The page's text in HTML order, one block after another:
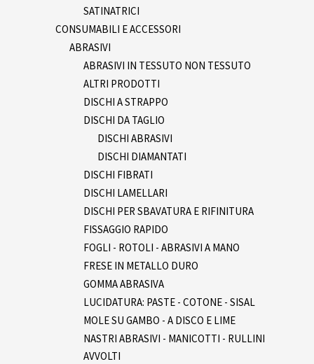
SATINATRICI
CONSUMABILI E ACCESSORI
ABRASIVI
ABRASIVI IN TESSUTO NON TESSUTO
ALTRI PRODOTTI
DISCHI A STRAPPO
DISCHI DA TAGLIO
DISCHI ABRASIVI
DISCHI DIAMANTATI
DISCHI FIBRATI
DISCHI LAMELLARI
DISCHI PER SBAVATURA E RIFINITURA
FISSAGGIO RAPIDO
FOGLI - ROTOLI - ABRASIVI A MANO
FRESE IN METALLO DURO
GOMMA ABRASIVA
LUCIDATURA: PASTE - COTONE - SISAL
MOLE SU GAMBO - A DISCO E LIME
NASTRI ABRASIVI - MANICOTTI - RULLINI
AVVOLTI